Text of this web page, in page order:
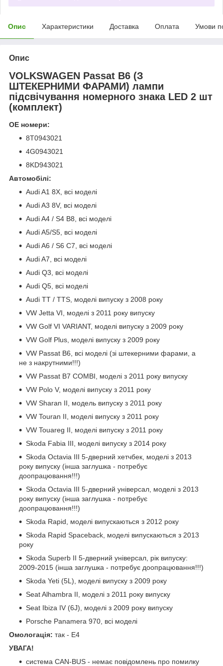
Опис Характеристики Доставка Оплата Умови
Опис
VOLKSWAGEN Passat B6 (З
ШТЕКЕРНИМИ ФАРАМИ) лампи
підсвічування номерного знака LED 2 шт
(комплект)
ОЕ номери:
8T0943021
4G0943021
8KD943021
Автомобілі:
Audi A1 8X, всі моделі
Audi A3 8V, всі моделі
Audi A4 / S4 B8, всі моделі
Audi A5/S5, всі моделі
Audi A6 / S6 C7, всі моделі
Audi A7, всі моделі
Audi Q3, всі моделі
Audi Q5, всі моделі
Audi TT / TTS, моделі випуску з 2008 року
VW Jetta VI, моделі з 2011 року випуску
VW Golf VI VARIANT, моделі випуску з 2009 року
VW Golf Plus, моделі випуску з 2009 року
VW Passat B6, всі моделі (зі штекерними фарами, а
не з накрутними!!!)
VW Passat B7 COMBI, моделі з 2011 року випуску
VW Polo V, моделі випуску з 2011 року
VW Sharan II, модель випуску з 2011 року
VW Touran II, моделі випуску з 2011 року
VW Touareg II, моделі випуску з 2011 року
Skoda Fabia III, моделі випуску з 2014 року
Skoda Octavia III 5-дверний хетчбек, моделі з 2013
року випуску (інша заглушка - потребує
доопрацювання!!!)
Skoda Octavia III 5-дверний універсал, моделі з 2013
року випуску (інша заглушка - потребує
доопрацювання!!!)
Skoda Rapid, моделі випускаються з 2012 року
Skoda Rapid Spaceback, моделі випускаються з 2013
року
Skoda Superb II 5-дверний універсал, рік випуску:
2009-2015 (інша заглушка - потребує доопрацювання!!!)
Skoda Yeti (5L), моделі випуску з 2009 року
Seat Alhambra II, моделі з 2011 року випуску
Seat Ibiza IV (6J), моделі з 2009 року випуску
Porsche Panamera 970, всі моделі
Омологація: так - E4
УВАГА!
система CAN-BUS - немає повідомлень про помилку